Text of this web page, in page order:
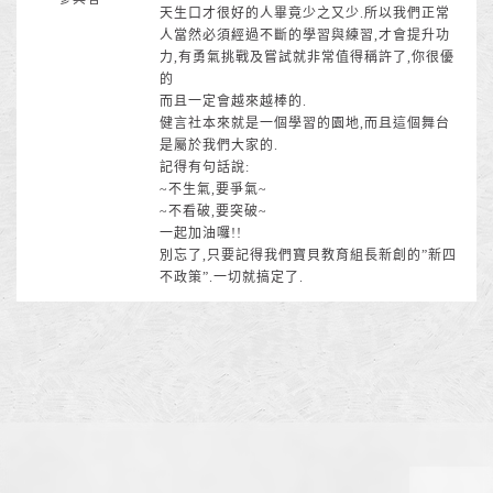
天生口才很好的人畢竟少之又少.所以我們正常
人當然必須經過不斷的學習與練習,才會提升功
力,有勇氣挑戰及嘗試就非常值得稱許了,你很優
的
而且一定會越來越棒的.
健言社本來就是一個學習的園地,而且這個舞台
是屬於我們大家的.
記得有句話說:
~不生氣,要爭氣~
~不看破,要突破~
一起加油囉!!
別忘了,只要記得我們寶貝教育組長新創的”新四
不政策”.一切就搞定了.